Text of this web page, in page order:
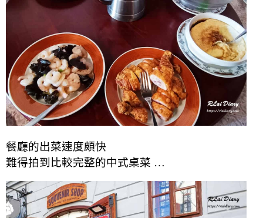
餐廳的出菜速度頗快
難得拍到比較完整的中式桌菜 …